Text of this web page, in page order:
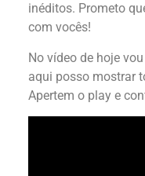
inéditos. Prometo
com vocês!
No vídeo de hoje
aqui posso mostrar
Apertem o play e